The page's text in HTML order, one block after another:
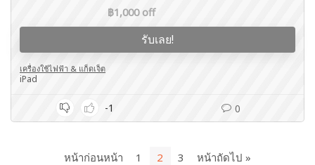
฿1,000 off
รับเลย!
เครื่องใช้ไฟฟ้า & แก็ดเจ็ต
iPad
-1 0
หน้าก่อนหน้า 1 2 3 หน้าถัดไป »